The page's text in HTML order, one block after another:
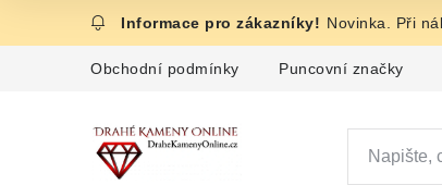
Novinka. Při
Obchodní podmínky Puncovní značky